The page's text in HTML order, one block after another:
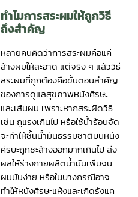
ทำไมการสระผมให้ถูกวิธี
ถึงสำคัญ
หลายคนคิดว่าการสระผมคือแค่
ล้างผมให้สะอาด แต่จริง ๆ แล้ววิธี
สระผมที่ถูกต้องคือขั้นตอนสำคัญ
ของการดูแลสุขภาพหนังศีรษะ
และเส้นผม เพราะหากสระผิดวิธี
เช่น ถูแรงเกินไป หรือใช้น้ำร้อนจัด
จะทำให้ชั้นน้ำมันธรรมชาติบนหนัง
ศีรษะถูกชะล้างออกมากเกินไป ส่ง
ผลให้ร่างกายผลิตน้ำมันเพิ่มจน
ผมมันง่าย หรือในบางกรณีอาจ
ทำให้หนังศีรษะแห้งและเกิดรังแค